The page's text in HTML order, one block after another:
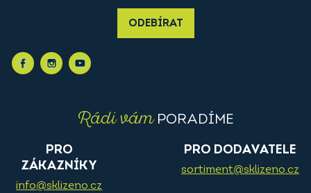
ODEBÍRAT
Rádi vámPORADÍME
PRO
ZÁKAZNÍKY
info@sklizeno.cz
PRO DODAVATELE
sortiment@sklizeno.cz